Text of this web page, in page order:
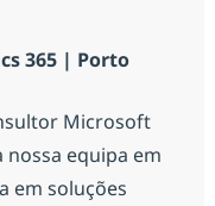
365 | Porto
Microsoft
nossa equipa em
em soluções